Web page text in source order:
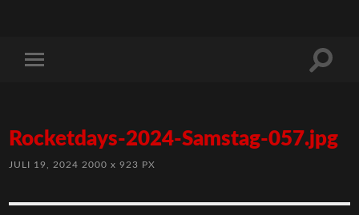
Rocketdays-2024-Samstag-057.jpg
JULI 19, 2024 2000x 923 PX